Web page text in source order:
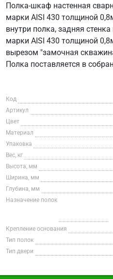
Полка-шкаф настенная
марки AISI 430 толщиной
внутри полка, задняя
марки AISI 430 толщиной
вырезом "замочная
Полка поставляется в
Код
Артикул
Цвет
Материал
Упаковка
Вес, кг
Высота, мм
Ширина, мм
Глубина, мм
Назначение полок
Крепление основания
Тип полок
Тип двери